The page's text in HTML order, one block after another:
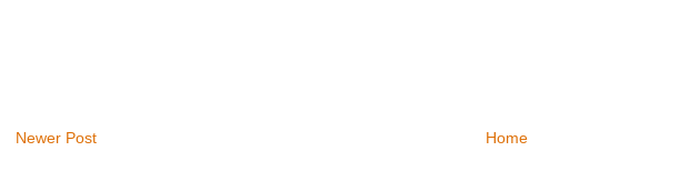
Newer Post Home